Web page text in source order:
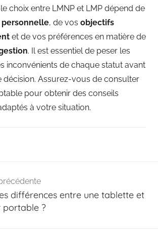
choix entre LMNP et LMP dépend de
, de vos objectifs
et de vos préférences en matière de
. Il est essentiel de peser les
inconvénients de chaque statut avant
décision. Assurez-vous de consulter
pour obtenir des conseils
à votre situation.
différences entre une tablette et
portable ?